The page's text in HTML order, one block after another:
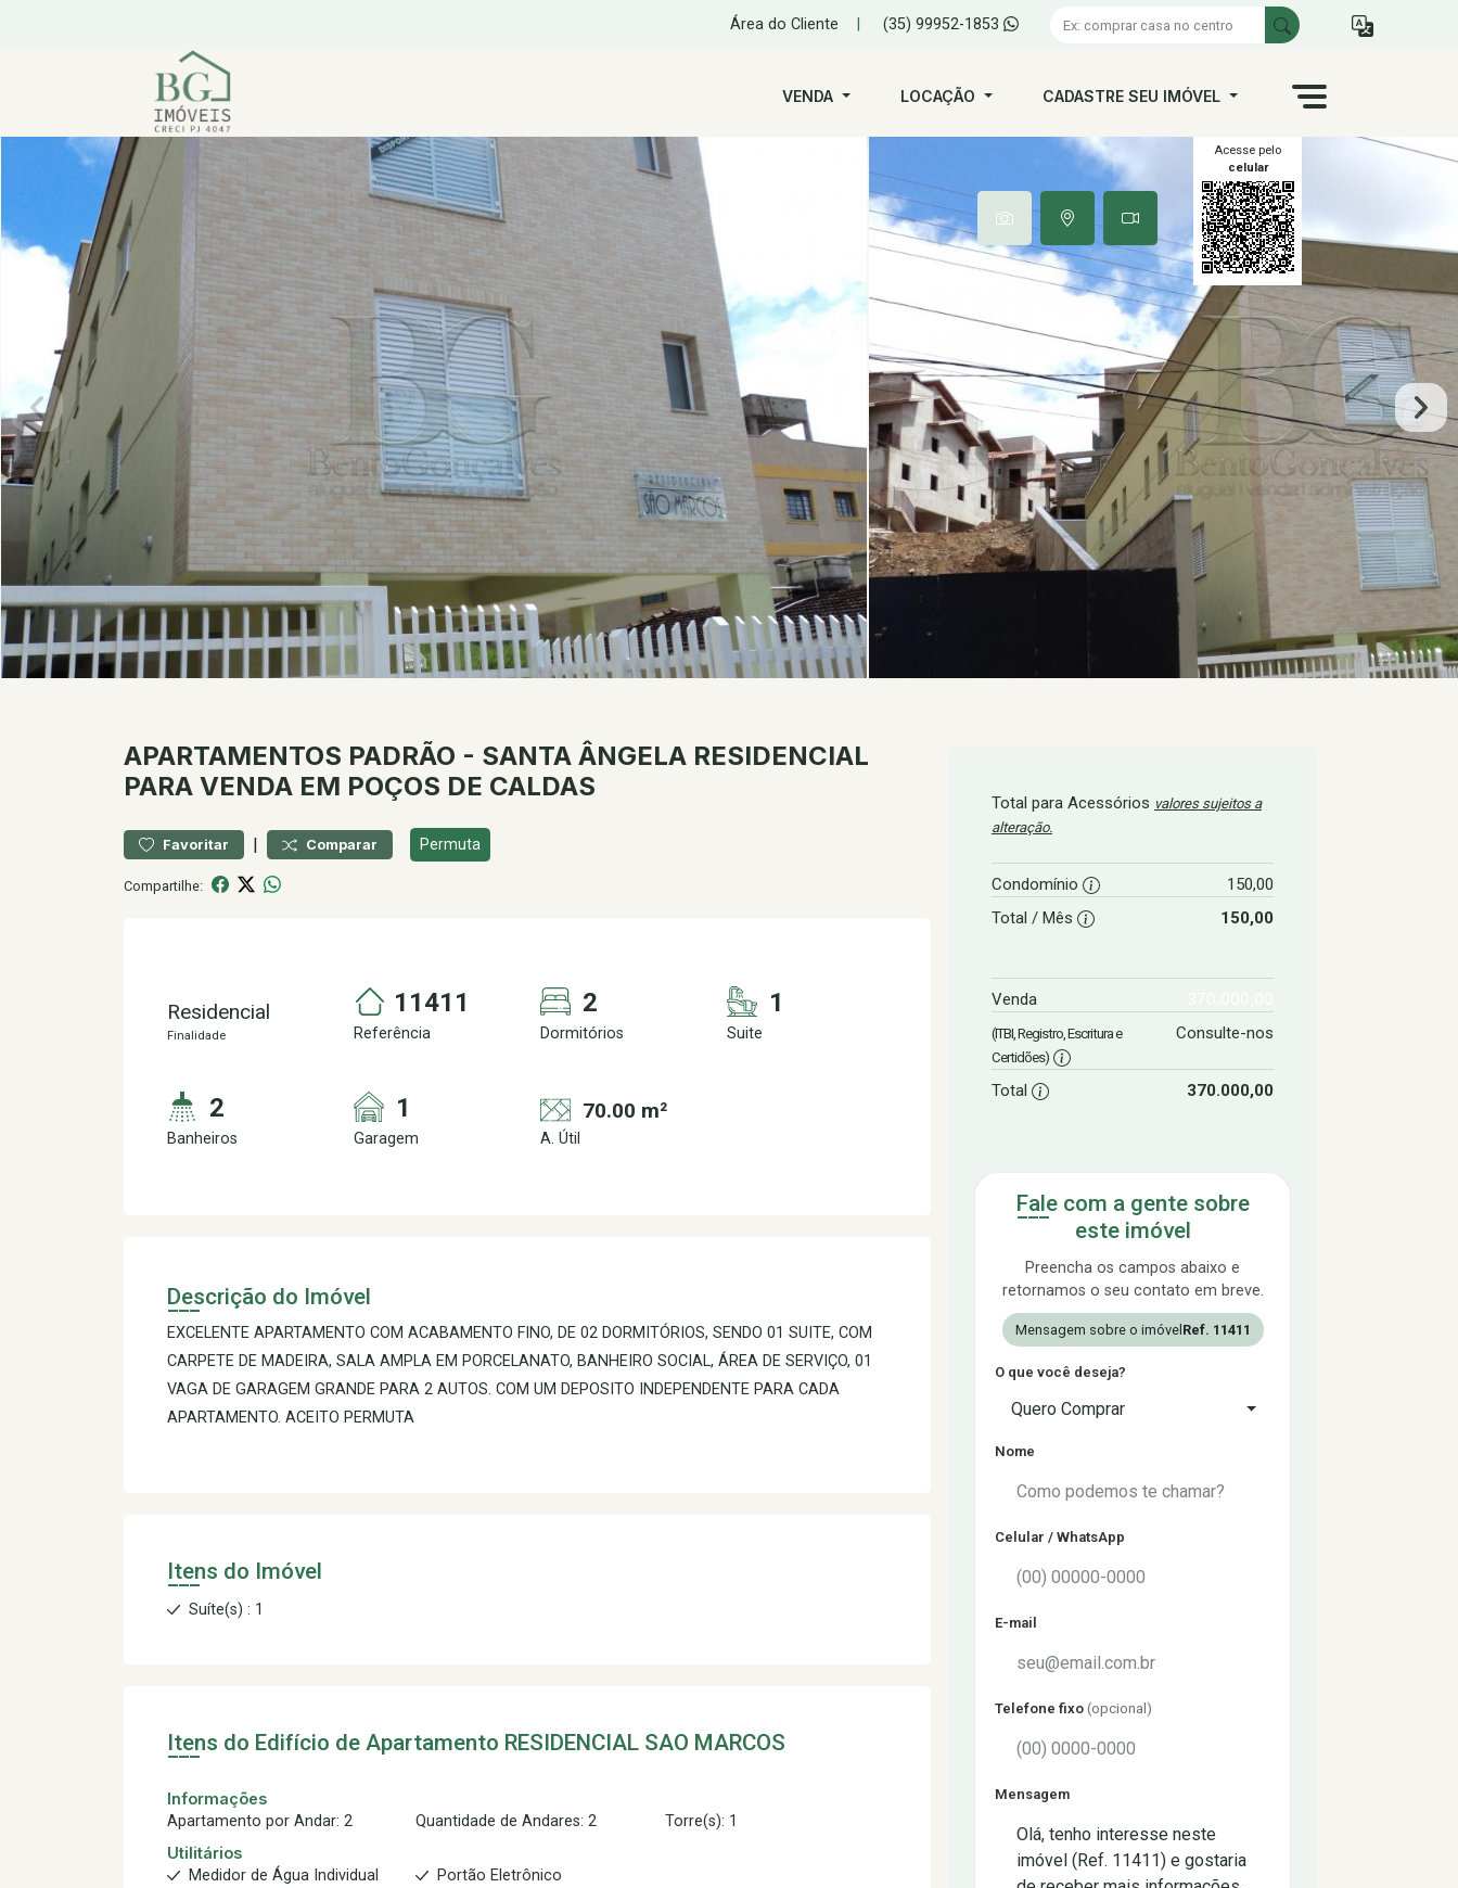
Área do Cliente (35) 99952-1853
VENDA LOCAÇÃO CADASTRE SEU IMÓVEL
Acesse pelo
celular
APARTAMENTOS PADRÃO - SANTA ÂNGELA RESIDENCIAL
PARA VENDA EM POÇOS DE CALDAS
Favoritar | Comparar Permuta
Compartilhe:
Residencial
Finalidade
11411
Referência
2
Dormitórios
1
Suite
2
Banheiros
1
Garagem
70.00 m²
A. Útil
Descrição do Imóvel
EXCELENTE APARTAMENTO COM ACABAMENTO FINO, DE 02 DORMITÓRIOS, SENDO 01 SUITE, COM
CARPETE DE MADEIRA, SALA AMPLA EM PORCELANATO, BANHEIRO SOCIAL, ÁREA DE SERVIÇO, 01
VAGA DE GARAGEM GRANDE PARA 2 AUTOS. COM UM DEPOSITO INDEPENDENTE PARA CADA
APARTAMENTO. ACEITO PERMUTA
Itens do Imóvel
Suíte(s) : 1
Itens do Edifício de Apartamento RESIDENCIAL SAO MARCOS
Informações
Apartamento por Andar: 2
Quantidade de Andares: 2
Torre(s): 1
Utilitários
Medidor de Água Individual
Portão Eletrônico
Total para Acessórios valores sujeitos a
alteração.
Condomínio
150,00
Total / Mês
150,00
Venda
(ITBI, Registro, Escritura e
Certidões)
Consulte-nos
Total 370.000,00
Fale com a gente sobre
este imóvel
Preencha os campos abaixo e
retornamos o seu contato em breve.
Mensagem sobre o imóvel Ref. 11411
O que você deseja?
Quero Comprar
Nome
Celular / WhatsApp
E-mail
Telefone fixo (opcional)
Mensagem